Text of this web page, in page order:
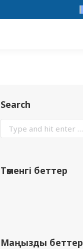
Search
Төменгі беттер
Маңызды беттер